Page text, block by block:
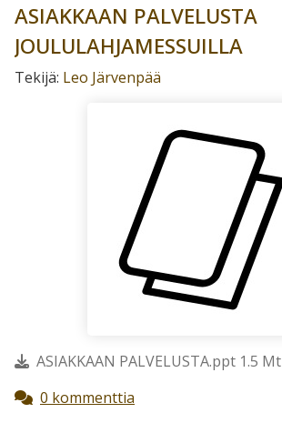
ASIAKKAAN PALVELUSTA
JOULULAHJAMESSUILLA
Tekijä: Leo Järvenpää
ASIAKKAAN PALVELUSTA.ppt 1.5 Mt
0 kommenttia